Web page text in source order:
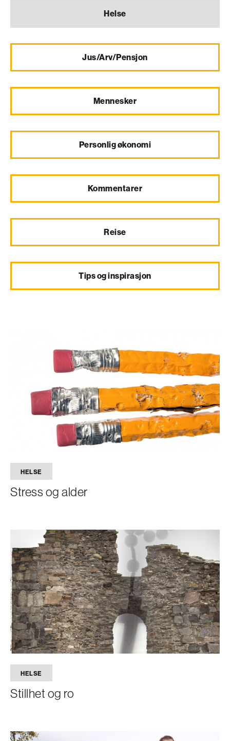
Helse
Jus/Arv/Pensjon
Mennesker
Personlig økonomi
Kommentarer
Reise
Tips og inspirasjon
HELSE
Stress og alder
HELSE
Stillhet og ro